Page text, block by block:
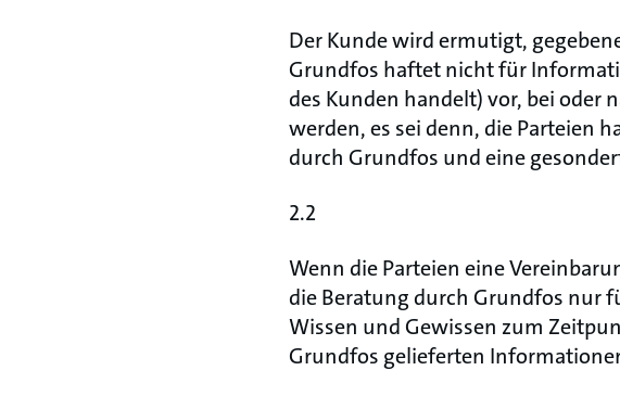
Der Kunde wird ermutigt,
Grundfos haftet nicht für
des Kunden handelt) vor, bei oder
werden, es sei denn, die Parteien
durch Grundfos und eine
2.2
Wenn die Parteien eine
die Beratung durch Grundfos nur
Wissen und Gewissen zum
Grundfos gelieferten